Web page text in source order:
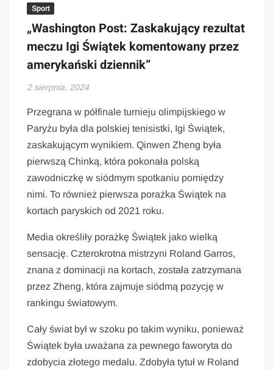
Sport
„Washington Post: Zaskakujący rezultat
meczu Igi Świątek komentowany przez
amerykański dziennik”
2 sierpnia, 2024
Przegrana w półfinale turnieju olimpijskiego w
Paryżu była dla polskiej tenisistki, Igi Świątek,
zaskakującym wynikiem. Qinwen Zheng była
pierwszą Chinką, która pokonała polską
zawodniczkę w siódmym spotkaniu pomiędzy
nimi. To również pierwsza porażka Świątek na
kortach paryskich od 2021 roku.
Media określiły porażkę Świątek jako wielką
sensację. Czterokrotna mistrzyni Roland Garros,
znana z dominacji na kortach, została zatrzymana
przez Zheng, która zajmuje siódmą pozycję w
rankingu światowym.
Cały świat był w szoku po takim wyniku, ponieważ
Świątek była uważana za pewnego faworyta do
zdobycia złotego medalu. Zdobyła tytuł w Roland